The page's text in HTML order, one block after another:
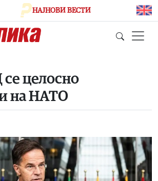
НАЈНОВИ ВЕСТИ
целосно
на НАТО